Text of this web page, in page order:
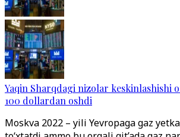
Yaqin Sharqdagi nizolar keskinlashishi
100 dollardan oshdi
Moskva 2022 – yili Yevropaga gaz